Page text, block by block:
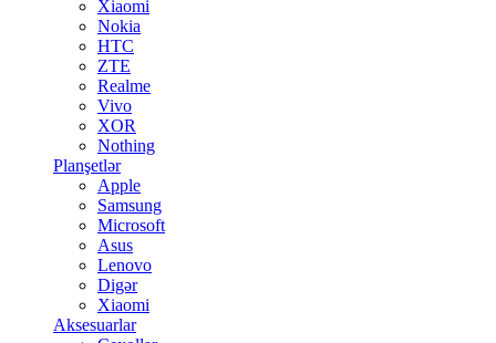
Xiaomi
Nokia
HTC
ZTE
Realme
Vivo
XOR
Nothing
Planşetlər
Apple
Samsung
Microsoft
Asus
Lenovo
Digər
Xiaomi
Aksesuarlar